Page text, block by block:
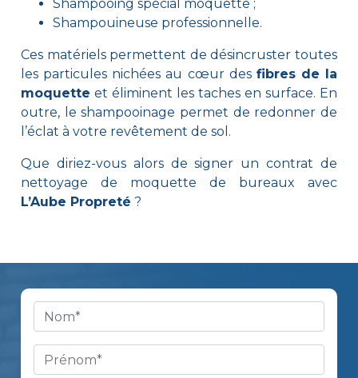
Shampooing spécial moquette ;
Shampouineuse professionnelle.
Ces matériels permettent de désincruster toutes
les particules nichées au cœur des fibres de la
moquette et éliminent les taches en surface. En
outre, le shampooinage permet de redonner de
l’éclat à votre revêtement de sol.
Que diriez-vous alors de signer un contrat de
nettoyage de moquette de bureaux avec
L’Aube Propreté ?